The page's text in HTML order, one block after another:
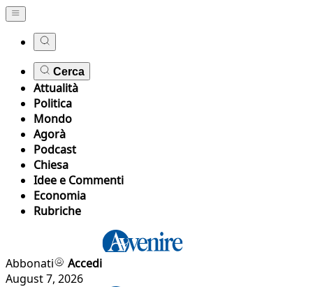
Cerca
Attualità
Politica
Mondo
Agorà
Podcast
Chiesa
Idee e Commenti
Economia
Rubriche
Abbonati
Accedi
August 7, 2026